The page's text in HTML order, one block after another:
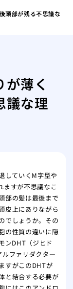
頭部が残る不思議な
月1
用
抜
味
薄く
議な理
していくM字型や
ますが不思議なこ
部の髪は最後まで
皮上にありながら
でしょうか。その
の性質の違いに隠
ンDHT（ジヒド
ファリダクター
すがこのDHTが
と結合する必要が